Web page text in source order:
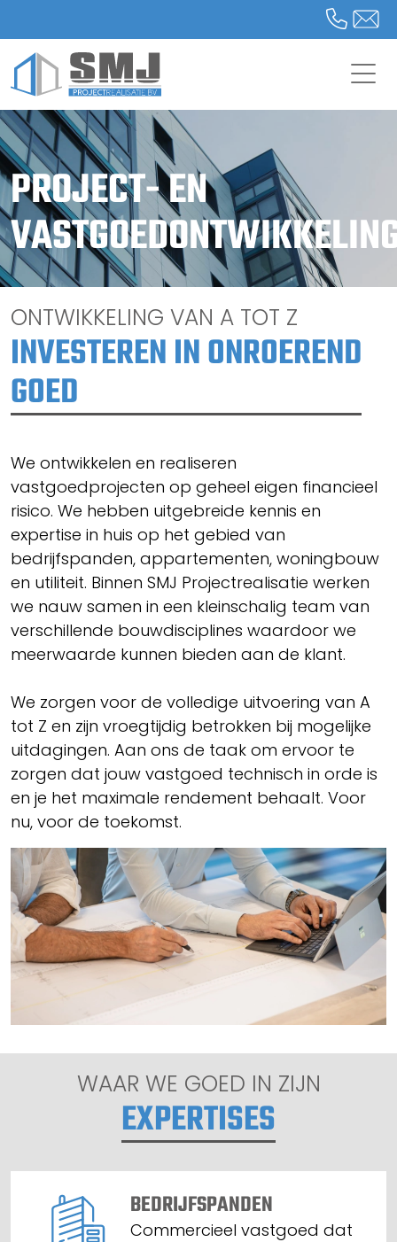
PROJECT- EN
ONTWIKKELING VAN A TOT Z
INVESTEREN IN ONROEREND
GOED
We ontwikkelen en realiseren
vastgoedprojecten op geheel eigen financieel
risico. We hebben uitgebreide kennis en
expertise in huis op het gebied van
bedrijfspanden, appartementen, woningbouw
en utiliteit. Binnen SMJ Projectrealisatie werken
we nauw samen in een kleinschalig team van
verschillende bouwdisciplines waardoor we
meerwaarde kunnen bieden aan de klant.
We zorgen voor de volledige uitvoering van A
tot Z en zijn vroegtijdig betrokken bij mogelijke
uitdagingen. Aan ons de taak om ervoor te
zorgen dat jouw vastgoed technisch in orde is
en je het maximale rendement behaalt. Voor
nu, voor de toekomst.
WAAR WE GOED IN ZIJN
EXPERTISES
BEDRIJFSPANDEN
Commercieel vastgoed dat